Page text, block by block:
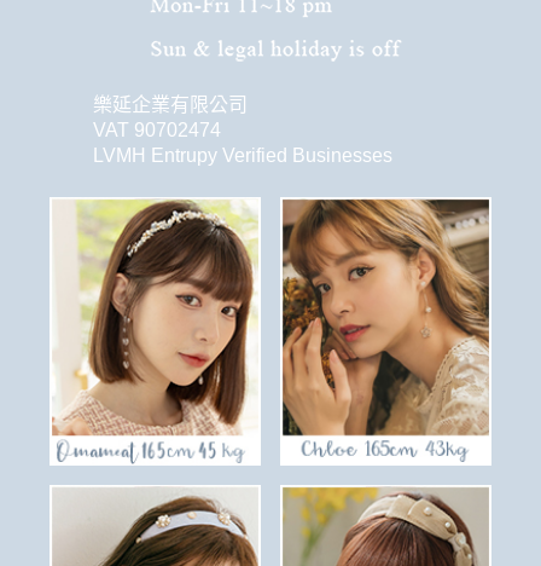
樂延企業有限公司
VAT 90702474
LVMH Entrupy Verified Businesses